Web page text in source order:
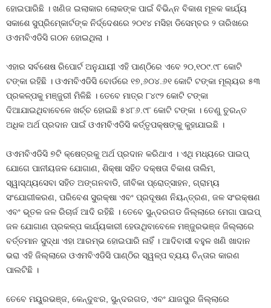
ହୋଇପାରିଛି । ଖଣିଜ ଇଲାକାର ଲୋକଙ୍କ ପାଇଁ ବିଭିନ୍ନ ବିକାଶ ମୂଳକ କାର୍ଯ୍ୟ
ସକାଶେ ସୁପ୍ରିମ୍‍କୋର୍ଟଙ୍କ ନିର୍ଦ୍ଦେଶରେ ୨୦୧୪ ମସିହା ଡିସେମ୍ବର ୨ ତାରିଖରେ
ଓଏମବିଏଡିସି ଗଠନ ହୋଇଥିଲା ।
ଏହାର ସର୍ବଶେଷ ରିପୋର୍ଟ ଅନୁଯାୟୀ ଏହି ପାଣ୍ଠିରେ ଏବେ ୨୦,୧୦୯.୯୮ କୋଟି
ଟଙ୍କା ରହିଛି । ଓଏମବିଏଡିସି ବୋର୍ଡରେ ୧୭,୬୦୪.୬୧ କୋଟି ଟଙ୍କା ମୂଲ୍ୟର ୫୩
ପ୍ରକଳ୍ପକୁ ମଞ୍ଜୁରୀ ମିଳିଛି । ତେବେ ମାତ୍ର ୮୪୯୨ କୋଟି ଟଙ୍କା
ଦିଆଯାଇଥିବାବେଳେ ଖର୍ଚ୍ଚ ହୋଇଛି ୫୪୮୬.୯୮ କୋଟି ଟଙ୍କା । ତେଣୁ ତୁରନ୍ତ
ଅଧିକ ଅର୍ଥ ପ୍ରଦାନ ପାଇଁ ଓଏମବିଏଡିସି କର୍ତ୍ତୃପକ୍ଷଙ୍କୁ କୁହାଯାଇଛି ।
ଓଏମବିଏଡିସି ୭ଟି କ୍ଷେତ୍ରକୁ ଅର୍ଥ ପ୍ରଦାନ କରିଥାଏ । ଏଥି ମଧ୍ୟରେ ପାଇପ୍‍
ଯୋଗେ ପାନୀୟଜଳ ଯୋଗାଣ, ଶିକ୍ଷା ସହିତ ଦକ୍ଷତା ବିକାଶ ତାଲିମ,
ସ୍ୱାସ୍ଥ୍ୟସେବା ସହିତ ଅଙ୍ଗନବାଡି, ଜୀବିକା ପ୍ରୋତ୍ସାହନ, ଗ୍ରାମ୍ୟ
ସଂଯୋଗୀକରଣ, ପରିବେଶ ସୁରକ୍ଷା ଏବଂ ପ୍ରଦୂଷଣ ନିୟନ୍ତ୍ରଣ, ଜଳ ସଂରକ୍ଷଣ
ଏବଂ ଭୂତଳ ଜଳ ରିଚାର୍ଜ ଆଦି ରହିଛି । ତେବେ ସୁନ୍ଦରଗଡ ଜିଲ୍ଲାରେ ମେଗା ପାଇପ୍‍
ଜଳ ଯୋଗାଣ ପ୍ରକଳ୍ପ କାର୍ଯ୍ୟକାରୀ ହେଉଥିବାବେଳେ ମଞ୍ଜୁରଭଞ୍ଜ ଜିଲ୍ଲାରେ
ବର୍ତ୍ତମାନ ସୁଦ୍ଧା ଏହା ଆରମ୍ଭ ହୋଇପାରି ନାହିଁ । ଆଦିବାସୀ ବହୁଳ ଖଣି ଖାଦାନ
ଭରା ଏହି ଜିଲ୍ଲାରେ ଓଏମବିଏଡିସି ପାଣ୍ଠିର ସ୍ୱଳ୍ପ ବ୍ୟୟ ଚିନ୍ତାର କାରଣ
ପାଲଟିଛି ।
ତେବେ ମୟୁରଭଞ୍ଜ, କେନ୍ଦୁଝର, ସୁନ୍ଦରଗଡ, ଏବଂ ଯାଜପୁର ଜିଲ୍ଲାରେ